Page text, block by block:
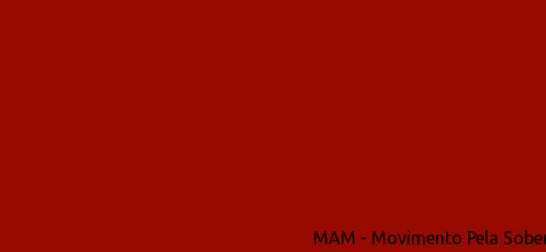
MAM - Movimento Pela